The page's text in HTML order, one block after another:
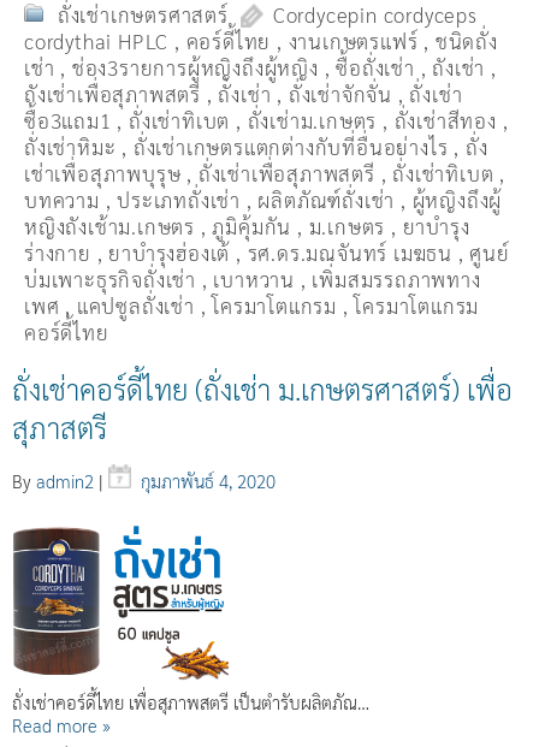
ถั่งเช่าเกษตรศาสตร์
Cordycepin cordyceps
cordythai HPLC , คอร์ดี้ไทย , งานเกษตรแฟร์ , ชนิดถั่ง
เช่า , ช่อง3รายการผู้หญิงถึงผู้หญิง ,ซื้อถั่งเช่า , ถังเช่า ,
ถังเช่าเพื่อสุภาพสตรี , ถั่งเช่า , ถั่งเช่าจักจั่น , ถั่งเช่า
ซื้อ3แถม1 , ถั่งเช่าทิเบต , ถั่งเช่าม.เกษตร , ถั่งเช่าสีทอง ,
ถั่งเช่าหิมะ , ถั่งเช่าเกษตรแตกต่างกับที่อื่นอย่างไร , ถั่ง
เช่าเพื่อสุภาพบุรุษ , ถั่งเช่าเพื่อสุภาพสตรี , ถั่่งเช่าทิเบต ,
บทความ ,ประเภทถั่งเช่า , ผลิตภัณฑ์ถั่งเช่า , ผู้หญิงถึงผู้
หญิงถังเช้าม.เกษตร ,ภูมิคุ้มกัน , ม.เกษตร , ยาบำรุง
ร่างกาย , ยาบำรุงฮ่องเต้ , รศ.ดร.มณจันทร์ เมฆธน , ศูนย์
บ่มเพาะธุรกิจถั่งเช่า , เบาหวาน , เพิ่มสมรรถภาพทาง
เพศ , แคปซูลถั่งเช่า ,โครมาโตแกรม ,โครมาโตแกรม
คอร์ดี้ไทย
ถั่งเช่าคอร์ดี้ไทย (ถั่งเช่า ม.เกษตรศาสตร์) เพื่อ
สุภาสตรี
By admin2 | กุมภาพันธ์ 4, 2020
ถั่งเช่าคอร์ดี้ไทย เพื่อสุภาพสตรี เป็นตำรับผลิตภัณ…
Read more »